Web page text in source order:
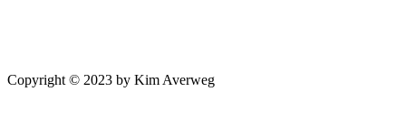
Copyright © 2023 by Kim Averweg